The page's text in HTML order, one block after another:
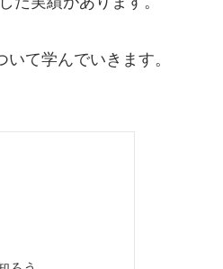
て学んでいきます。